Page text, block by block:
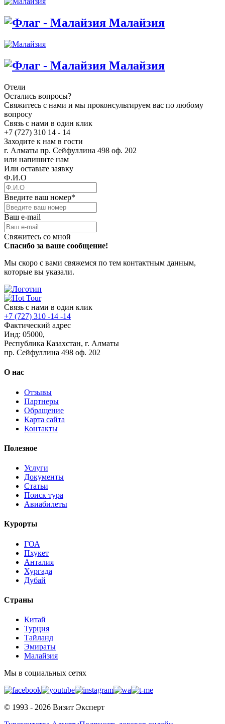
Малайзия
Малайзия
Отели
Остались вопросы?
Свяжитесь с нами и мы проконсультируем вас по любому
вопросу
Связь с нами в один клик
+7 (727) 310 14 - 14
Заходите к нам в гости
г. Алматы пр. Сейфуллина 498 оф. 202
или напишите нам
Или оставьте заявку
Ф.И.О
Введите ваш номер*
Ваш e-mail
Свяжитесь со мной
Спасибо за ваше сообщение!
Мы скоро с вами свяжемся по тем контактным данным,
которые вы указали.
Связь с нами в один клик
+7 (727) 310 -14 -14
Фактический адрес
Инд: 05000,
Республика Казахстан, г. Алматы
пр. Сейфуллина 498 оф. 202
О нас
Отзывы
Партнеры
Обращение
Карта сайта
Контакты
Полезное
Услуги
Документы
Статьи
Поиск тура
Авиабилеты
Курорты
ГОА
Пхукет
Анталия
Хургада
Дубай
Страны
Китай
Турция
Тайланд
Эмираты
Малайзия
Мы в социальных сетях
© 1993 - 2026 Визит Эксперт